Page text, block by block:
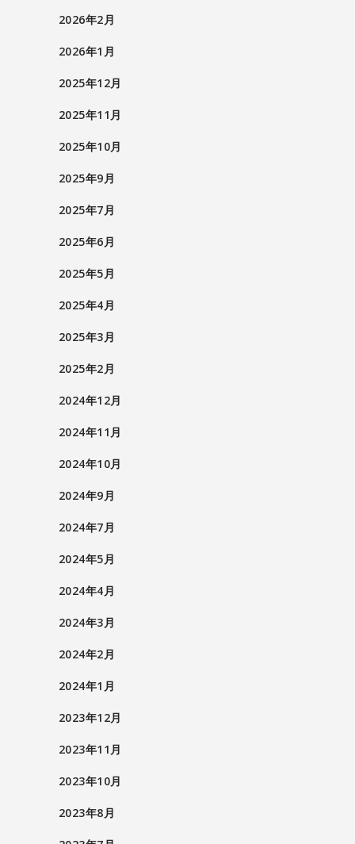
2026年2月
2026年1月
2025年12月
2025年11月
2025年10月
2025年9月
2025年7月
2025年6月
2025年5月
2025年4月
2025年3月
2025年2月
2024年12月
2024年11月
2024年10月
2024年9月
2024年7月
2024年5月
2024年4月
2024年3月
2024年2月
2024年1月
2023年12月
2023年11月
2023年10月
2023年8月